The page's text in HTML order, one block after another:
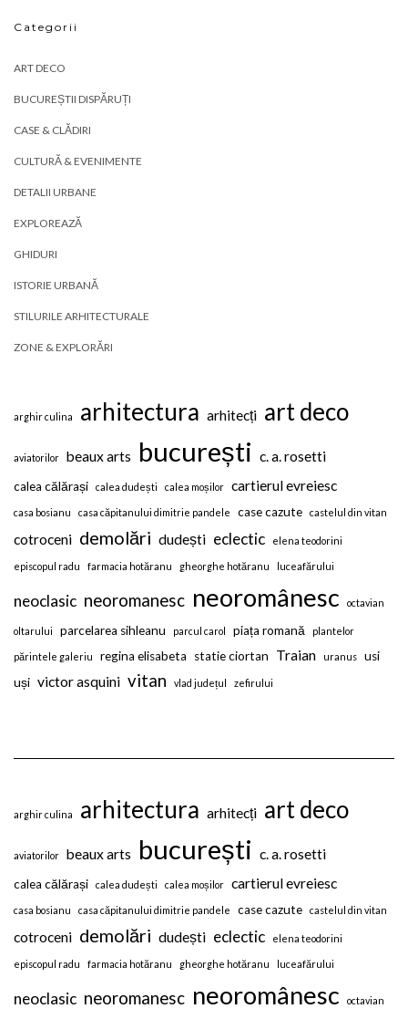
Categorii
ART DECO
BUCUREȘTII DISPĂRUȚI
CASE & CLĂDIRI
CULTURĂ & EVENIMENTE
DETALII URBANE
EXPLOREAZĂ
GHIDURI
ISTORIE URBANĂ
STILURILE ARHITECTURALE
ZONE & EXPLORĂRI
arghir culina arhitectura arhitecți art deco
aviatorilor beaux arts bucurești c. a. rosetti
calea călărași calea dudești calea moșilor cartierul evreiesc
casa bosianu casa căpitanului dimitrie pandele case cazute castelul din vitan
cotroceni demolări dudești eclectic elena teodorini
episcopul radu farmacia hotăranu gheorghe hotăranu luceafărului
neoclasic neoromanesc neoromânesc octavian
oltarului parcelarea sihleanu parcul carol piața romană plantelor
părintele galeriu regina elisabeta statie ciortan Traian uranus
usi
uși victor asquini vitan vlad județul zefirului
arghir culina arhitectura arhitecți art deco
aviatorilor beaux arts bucurești c. a. rosetti
calea călărași calea dudești calea moșilor cartierul evreiesc
casa bosianu casa căpitanului dimitrie pandele case cazute castelul din vitan
cotroceni demolări dudești eclectic elena teodorini
episcopul radu farmacia hotăranu gheorghe hotăranu luceafărului
neoclasic neoromanesc neoromânesc octavian